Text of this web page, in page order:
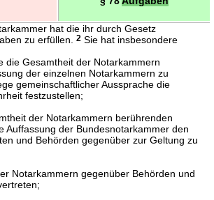
hat die ihr durch Gesetz
zu erfüllen.
2Sie hat insbesondere
die Gesamtheit der Notarkammern
der einzelnen Notarkammern zu
gemeinschaftlicher Aussprache die
festzustellen;
der Notarkammern berührenden
Auffassung der Bundesnotarkammer den
und Behörden gegenüber zur Geltung zu
Notarkammern gegenüber Behörden und